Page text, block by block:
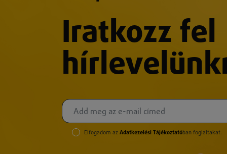
Iratkozz fel
Elfogadom az Adatkezelési Tájékoztatóban foglaltakat.